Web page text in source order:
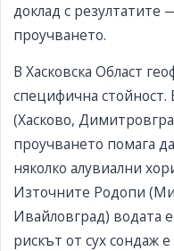
доклад с
проучването.
В Хасковска Област
специфична
(Хасково,
проучването помага
няколко алувиални
Източните Родопи
Ивайловград) водата
рискът от сух сондаж